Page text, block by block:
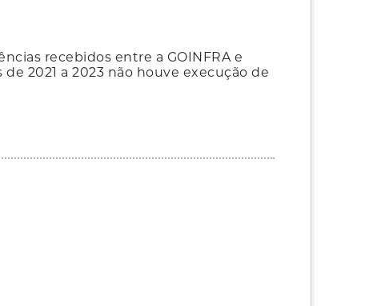
recebidos entre a GOINFRA e
2021 a 2023 não houve execução de